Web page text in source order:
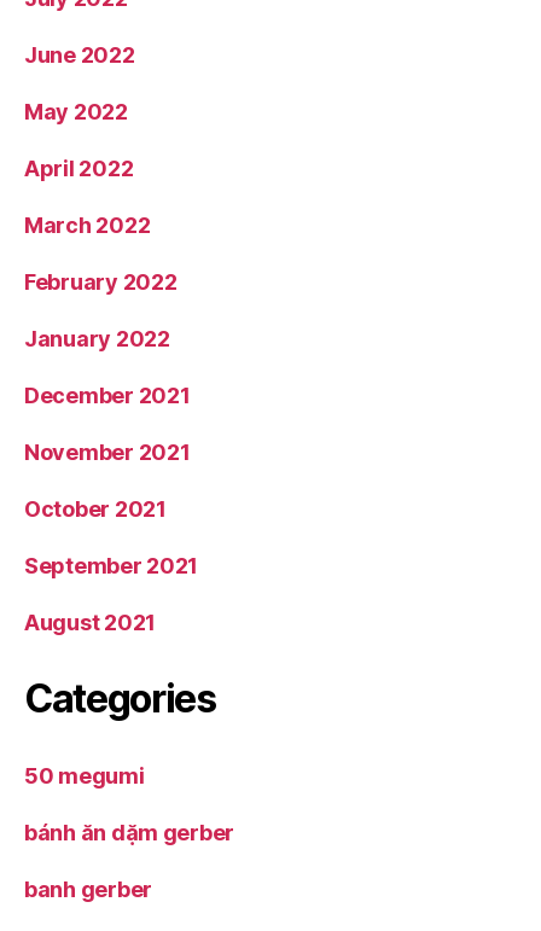
June 2022
May 2022
April 2022
March 2022
February 2022
January 2022
December 2021
November 2021
October 2021
September 2021
August 2021
Categories
50 megumi
bánh ăn dặm gerber
banh gerber